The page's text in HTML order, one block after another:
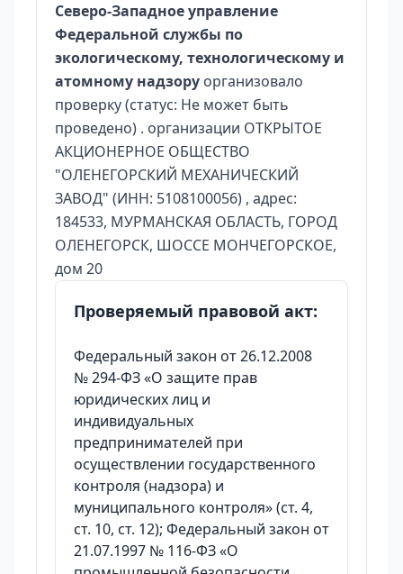
Северо-Западное управление
Федеральной службы по
экологическому, технологическому и
атомному надзору организовало
проверку (статус: Не может быть
проведено) . организации ОТКРЫТОЕ
АКЦИОНЕРНОЕ ОБЩЕСТВО
"ОЛЕНЕГОРСКИЙ МЕХАНИЧЕСКИЙ
ЗАВОД" (ИНН: 5108100056) , адрес:
184533, МУРМАНСКАЯ ОБЛАСТЬ, ГОРОД
ОЛЕНЕГОРСК, ШОССЕ МОНЧЕГОРСКОЕ,
дом 20
Проверяемый правовой акт:
Федеральный закон от 26.12.2008
№ 294-ФЗ «О защите прав
юридических лиц и
индивидуальных
предпринимателей при
осуществлении государственного
контроля (надзора) и
муниципального контроля» (ст. 4,
ст. 10, ст. 12); Федеральный закон от
21.07.1997 № 116-ФЗ «О